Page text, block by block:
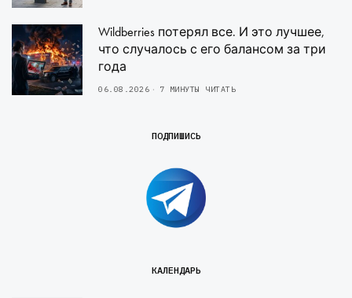
Wildberries потерял все. И это лучшее,
что случалось с его балансом за три
года
06.08.2026 7 МИНУТЫ ЧИТАТЬ
ПОДПИШИСЬ
КАЛЕНДАРЬ